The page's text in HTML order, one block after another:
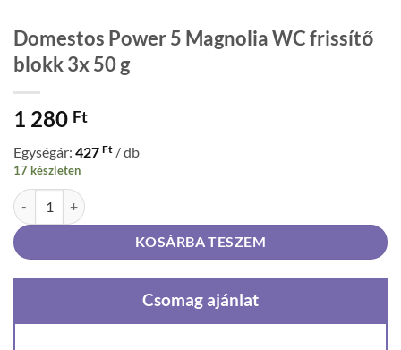
Domestos Power 5 Magnolia WC frissítő
blokk 3x 50 g
1 280 Ft
Egységár: 427 Ft / db
17 készleten
Domestos Power 5 Magnolia WC frissítő blokk 3x 50 g mennyiség
KOSÁRBA TESZEM
Csomag ajánlat